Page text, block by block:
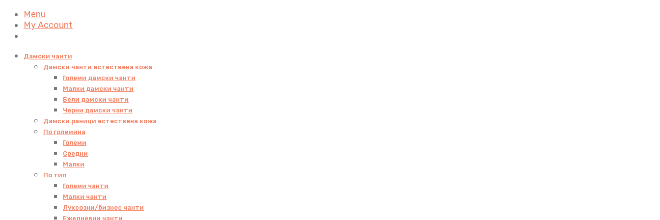
Menu
My Account
Дамски чанти
Дамски чанти естествена кожа
Големи дамски чанти
Малки дамски чанти
Бели дамски чанти
Черни дамски чанти
Дамски раници естествена кожа
По големина
Големи
Средни
Малки
По тип
Големи чанти
Малки чанти
Луксозни/бизнес чанти
Ежедневни чанти